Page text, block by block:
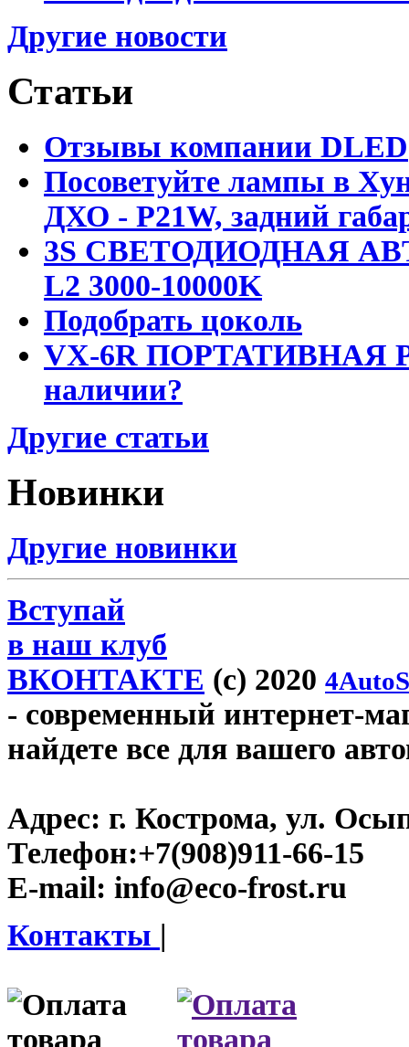
Другие новости
Статьи
Отзывы компании DLED
Посоветуйте лампы в
ДХО - P21W, задний
3S СВЕТОДИОДНАЯ
L2 3000-10000K
Подобрать цоколь
VX-6R ПОРТАТИВНАЯ
наличии?
Другие статьи
Новинки
Другие новинки
Вступай
в наш клуб
ВКОНТАКТЕ (c) 2020
- современный интернет-
найдете все для вашего
Адрес: г. Кострома, ул.
Телефон:+7(908)911-66-15
E-mail: info@eco-frost.ru
Контакты |